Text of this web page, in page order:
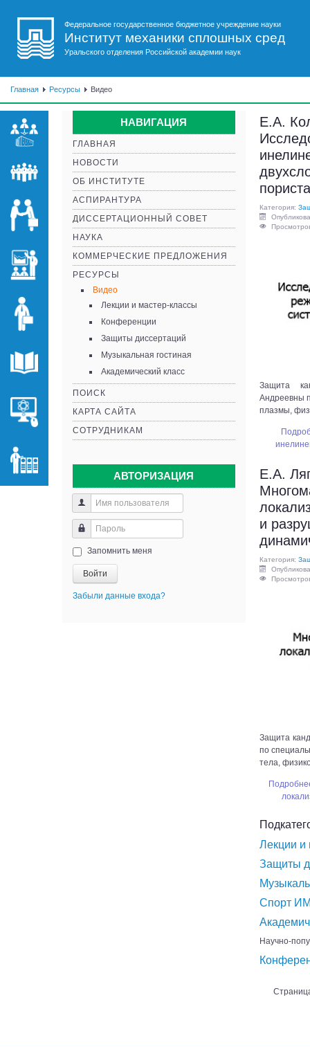
Федеральное государственное бюджетное учреждение науки
Институт механики сплошных сред
Уральского отделения Российской академии наук
Главная Ресурсы Видео
НАВИГАЦИЯ
ГЛАВНАЯ
НОВОСТИ
ОБ ИНСТИТУТЕ
АСПИРАНТУРА
ДИССЕРТАЦИОННЫЙ СОВЕТ
НАУКА
КОММЕРЧЕСКИЕ ПРЕДЛОЖЕНИЯ
РЕСУРСЫ
Видео
Лекции и мастер-классы
Конференции
Защиты диссертаций
Музыкальная гостиная
Академический класс
ПОИСК
КАРТА САЙТА
СОТРУДНИКАМ
АВТОРИЗАЦИЯ
Запомнить меня
Войти
Забыли данные входа?
Е.А.
Категория:
Защита
Андреевны
плазмы,
Е.А.
и
Категория:
Защита
по
тела,
Лекции и
Защиты
Спорт
Научно-